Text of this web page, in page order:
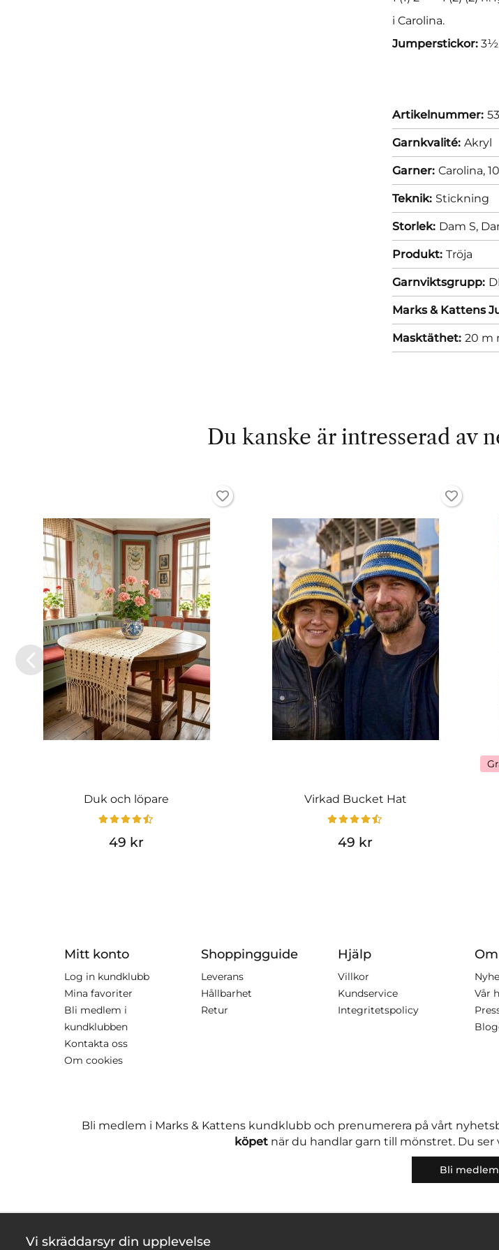
i Carolina.
Jumperstickor: 3½
Artikelnummer:
Garnkvalité: Akryl
Garner: Carolina,
Teknik: Stickning
Storlek: Dam S,
Produkt: Tröja
Garnviktsgrupp:
Marks & Kattens
Masktäthet: 20 m
Du kanske är intresserad av
Duk och löpare
49 kr
Virkad Bucket Hat
49 kr
Mitt konto
Log in kundklubb
Mina favoriter
Bli medlem i
kundklubben
Kontakta oss
Om cookies
Shoppingguide
Leverans
Hållbarhet
Retur
Hjälp
Villkor
Kundservice
Integritetspolicy
Om
Vår
Bli medlem i Marks & Kattens kundklubb och prenumerera på vårt
köpetnär du handlar garn till mönstret. Du ser
Bli medlem
Vi skräddarsyr din upplevelse